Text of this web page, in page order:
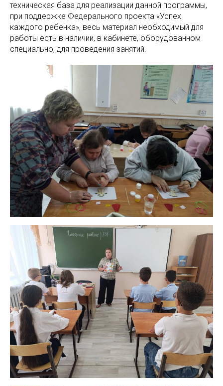
техническая база для реализации данной программы,
при поддержке Федерального проекта «Успех
каждого ребенка», весь материал необходимый для
работы есть в наличии, в кабинете, оборудованном
специально, для проведения занятий.